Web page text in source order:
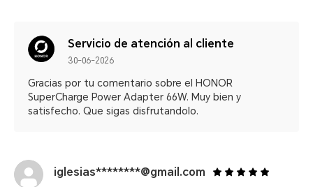
Servicio de atención al cliente
30-06-2026
Gracias por tu comentario sobre el HONOR
SuperCharge Power Adapter 66W. Muy bien y
satisfecho. Que sigas disfrutandolo.
iglesias********@gmail.com